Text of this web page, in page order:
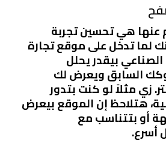
عنها هيتحسين تجربة
لما تدخل على موقع تجارة
الصناعي بيقدر يحلل
السابق ويعرض لك
زي مثلاً لو كنت بتدور
، هتلاحظ إن الموقع بيعرض
أو بتتناسب مع
أسرع.